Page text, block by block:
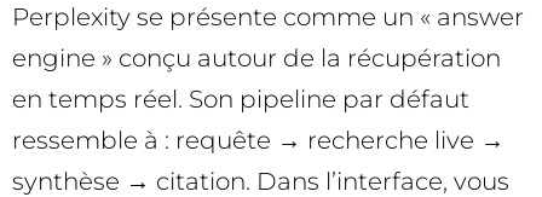
Perplexity se présente comme un « answer
engine » conçu autour de la récupération
en temps réel. Son pipeline par défaut
ressemble à : requête → recherche live →
synthèse → citation. Dans l’interface, vous